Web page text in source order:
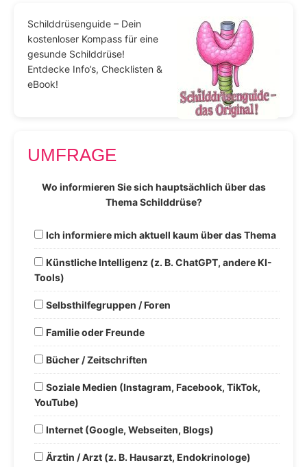
Schilddrüsenguide – Dein
kostenloser Kompass für eine
gesunde Schilddrüse!
Entdecke Info’s, Checklisten &
eBook!
UMFRAGE
Wo informieren Sie sich hauptsächlich über das
Thema Schilddrüse?
Ich informiere mich aktuell kaum über das Thema
Künstliche Intelligenz (z. B. ChatGPT, andere KI-
Tools)
Selbsthilfegruppen / Foren
Familie oder Freunde
Bücher / Zeitschriften
Soziale Medien (Instagram, Facebook, TikTok,
YouTube)
Internet (Google, Webseiten, Blogs)
Ärztin / Arzt (z. B. Hausarzt, Endokrinologe)